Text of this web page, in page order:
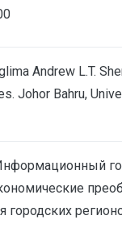
Andrew L.T.
Johor Bahru,